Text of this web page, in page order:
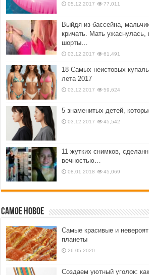
05.12.2017 77,011
Выйдя из бассейна,
кричать. Мать ужаснулась,
шорты…
03.12.2017 61,491
18 Самых неистовых
лета 2017
03.12.2017 59,624
5 знаменитых детей,
03.12.2017 45,542
11 жутких снимков,
вечностью…
08.01.2018 45,069
Самое новое
Самые красивые и
планеты
26.05.2020
Создаем уютный уголок: